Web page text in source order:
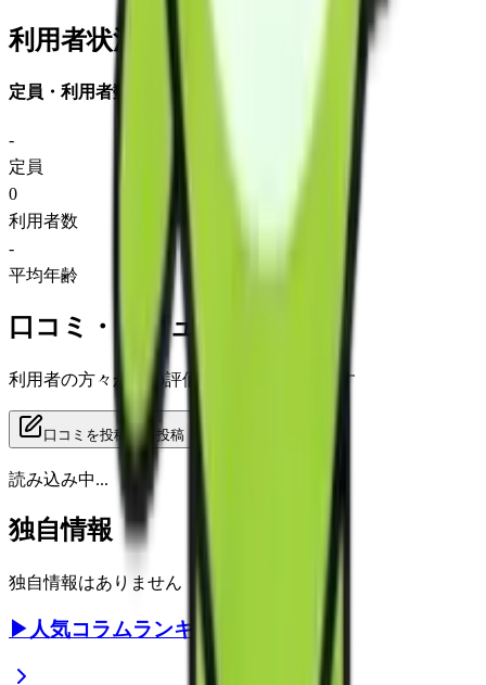
利用者状況
定員・利用者数
-
定員
0
利用者数
-
平均年齢
口コミ・レビュー
利用者の方々からの評価をご覧いただけます
口コミを投稿する 投稿
読み込み中...
独自情報
独自情報はありません
▶ 人気コラムランキング